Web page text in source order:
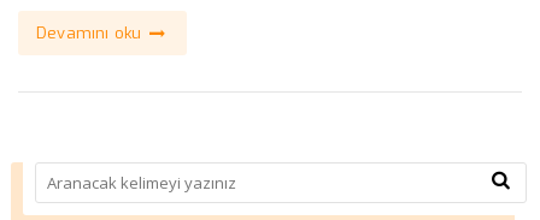
Devamını oku